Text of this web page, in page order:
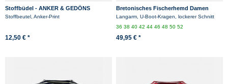
Stoffbüdel - ANKER & GEDÖNS
Stoffbeutel, Anker-Print
12,50 € *
Bretonisches Fischerhemd Damen
Langarm - Streifenshirt -
weiss/blaugestreift
Langarm, U-Boot-Kragen, lockerer Schnitt
363840424446485052
49,95 € *